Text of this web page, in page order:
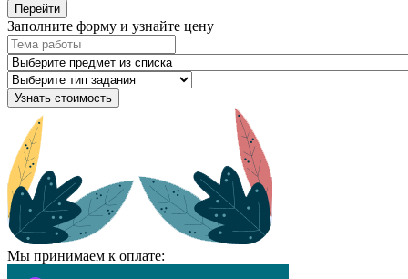
Перейти
Заполните форму и узнайте цену
Узнать стоимость
Мы принимаем к оплате: